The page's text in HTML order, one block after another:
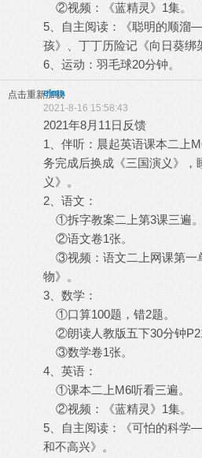
②视频：《蓝精灵》1集。
5、自主阅读：《聪明的顺
孩》、丁丁历险记《向日葵绑
6、运动：羽毛球20分钟。
点击重新加载
elma
2021-8-16 15:58:43
2021年8月11日反馈
1、伴听：晨起英语课本二上
务完成后换成《三国演义》，
义》。
2、语文：
①拆字教案二上第3课三遍。
②语文卷1张。
③视频：语文二上网课第一
物》。
3、数学：
①口算100题，错2题。
②朗读人教版五下30分钟
③数学卷1张。
4、英语：
①课本二上M6听看三遍。
②视频：《蓝精灵》1集。
5、自主阅读：《可怕的科学
和不高兴》。